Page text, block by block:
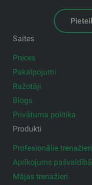
Saites
Preces
Pakalpojumi
Ražotāji
Blogs
Privātuma politika
Produkti
Profesionālie trenažieri
Aprīkojums
Mājas trenažieri